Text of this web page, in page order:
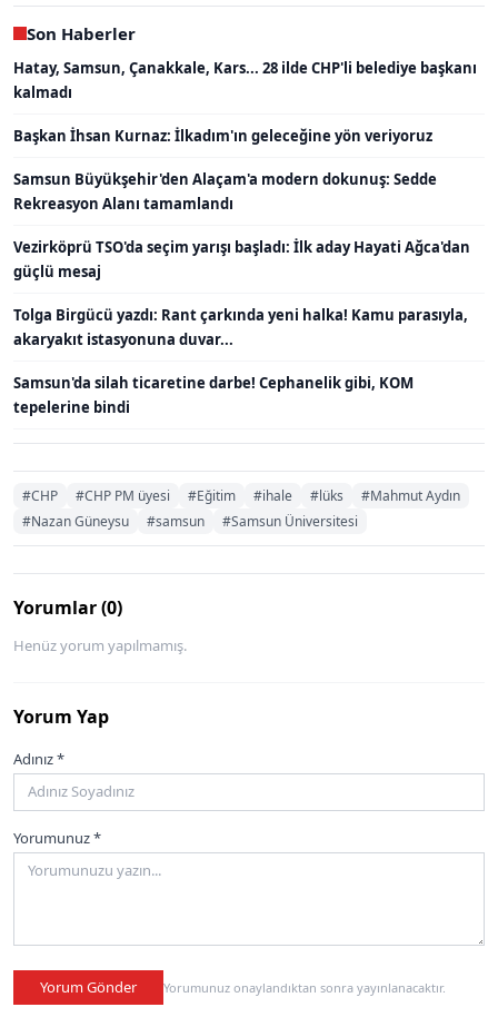
Son Haberler
Hatay, Samsun, Çanakkale, Kars... 28 ilde CHP'li belediye başkanı
kalmadı
Başkan İhsan Kurnaz: İlkadım'ın geleceğine yön veriyoruz
Samsun Büyükşehir'den Alaçam'a modern dokunuş: Sedde
Rekreasyon Alanı tamamlandı
Vezirköprü TSO'da seçim yarışı başladı: İlk aday Hayati Ağca'dan
güçlü mesaj
Tolga Birgücü yazdı: Rant çarkında yeni halka! Kamu parasıyla,
akaryakıt istasyonuna duvar...
Samsun'da silah ticaretine darbe! Cephanelik gibi, KOM
tepelerine bindi
#CHP #CHP PM üyesi #Eğitim #ihale #lüks
#Mahmut Aydın
#Nazan Güneysu
#samsun #Samsun Üniversitesi
Yorumlar (0)
Henüz yorum yapılmamış.
Yorum Yap
Adınız *
Yorumunuz *
Yorum Gönder Yorumunuz onaylandıktan sonra yayınlanacaktır.